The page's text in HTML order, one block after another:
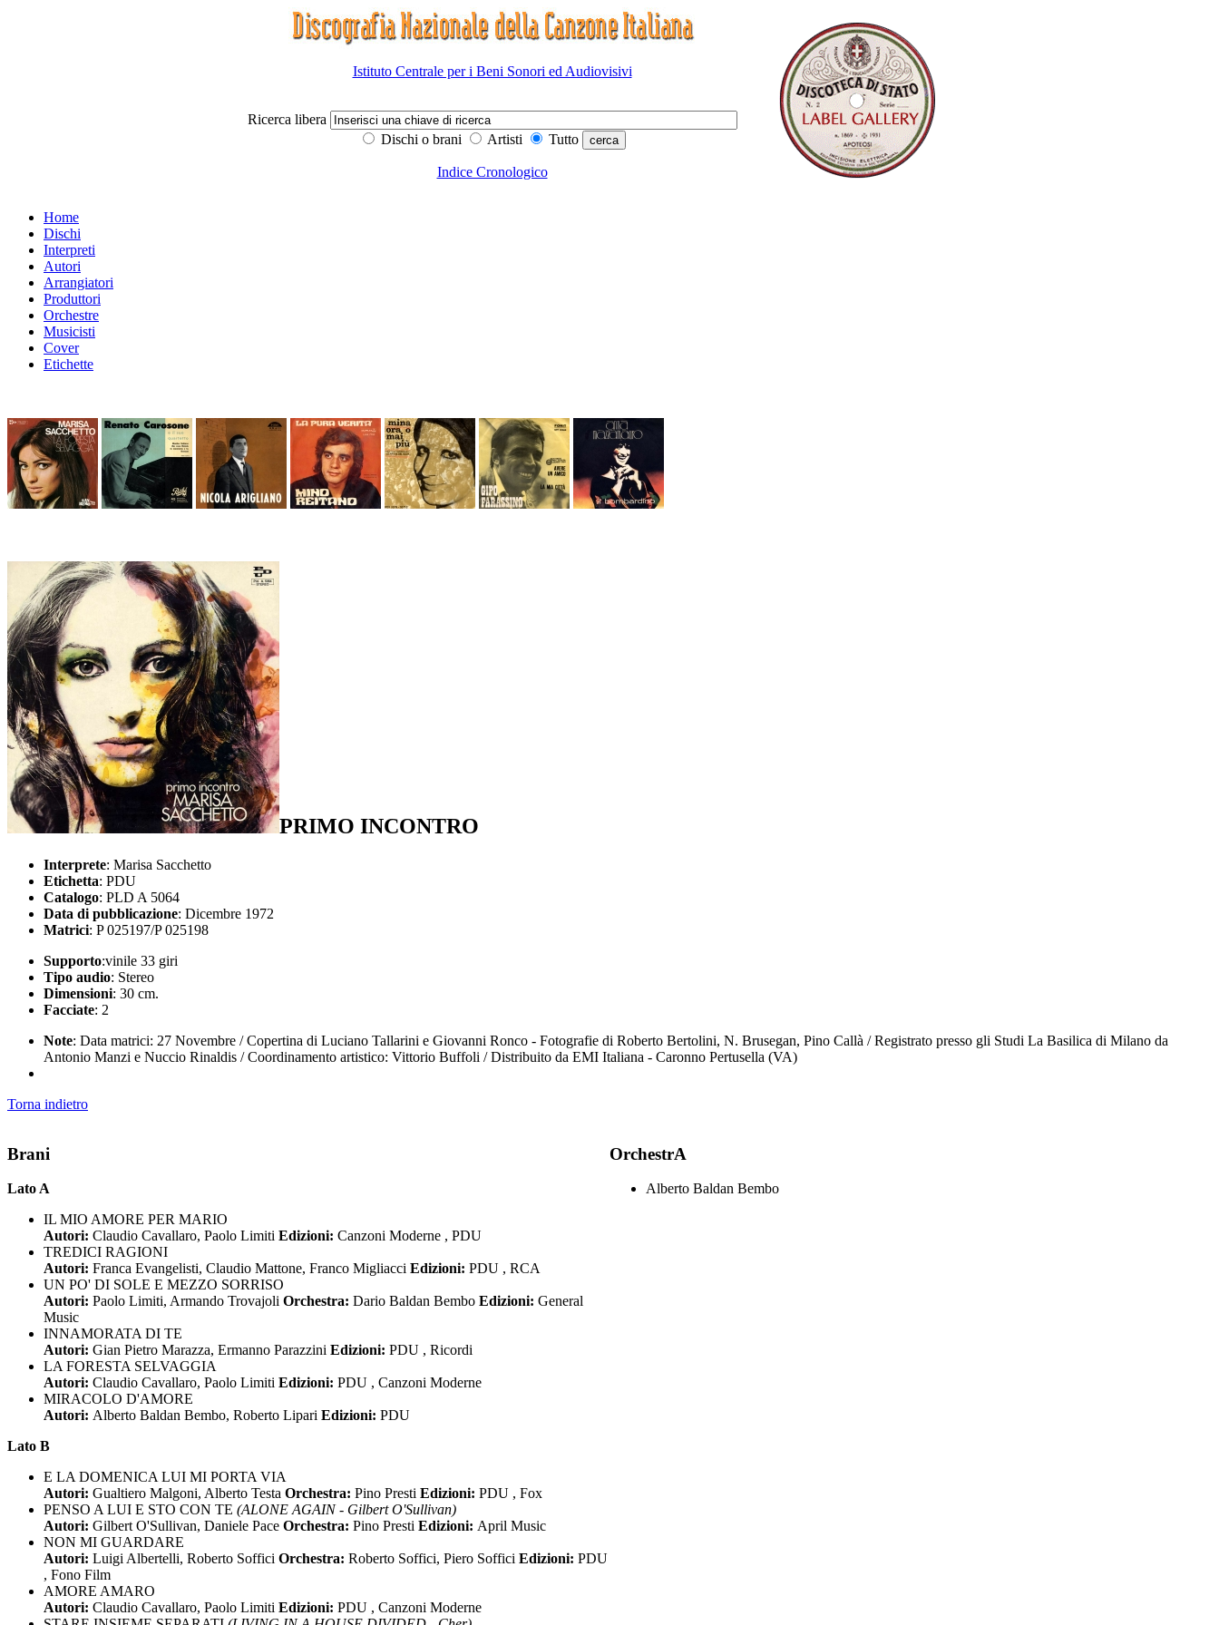
Istituto Centrale per i Beni Sonori ed Audiovisivi
Ricerca libera
Dischi o brani
Artisti Tutto
Indice Cronologico
Home
Dischi
Interpreti
Autori
Arrangiatori
Produttori
Orchestre
Musicisti
Cover
Etichette
PRIMO INCONTRO
Interprete: Marisa Sacchetto
Etichetta: PDU
Catalogo: PLD A 5064
Data di pubblicazione: Dicembre 1972
Matrici: P 025197/P 025198
Supporto:vinile 33 giri
Tipo audio: Stereo
Dimensioni: 30 cm.
Facciate: 2
Note: Data matrici: 27 Novembre / Copertina di Luciano Tallarini e Giovanni Ronco - Fotografie di Roberto Bertolini, N. Brusegan, Pino Callà / Registrato presso gli Studi La Basilica di Milano da
Antonio Manzi e Nuccio Rinaldis / Coordinamento artistico: Vittorio Buffoli / Distribuito da EMI Italiana - Caronno Pertusella (VA)
Torna indietro
Brani
Lato A
IL MIO AMORE PER MARIO
Autori: Claudio Cavallaro, Paolo Limiti Edizioni: Canzoni Moderne , PDU
TREDICI RAGIONI
Autori: Franca Evangelisti, Claudio Mattone, Franco Migliacci Edizioni: PDU , RCA
UN PO' DI SOLE E MEZZO SORRISO
Autori: Paolo Limiti, Armando Trovajoli Orchestra: Dario Baldan Bembo Edizioni: General
Music
INNAMORATA DI TE
Autori: Gian Pietro Marazza, Ermanno Parazzini Edizioni: PDU , Ricordi
LA FORESTA SELVAGGIA
Autori: Claudio Cavallaro, Paolo Limiti Edizioni: PDU , Canzoni Moderne
MIRACOLO D'AMORE
Autori: Alberto Baldan Bembo, Roberto Lipari Edizioni: PDU
Lato B
E LA DOMENICA LUI MI PORTA VIA
Autori: Gualtiero Malgoni, Alberto Testa Orchestra: Pino Presti Edizioni: PDU , Fox
PENSO A LUI E STO CON TE (ALONE AGAIN - Gilbert O'Sullivan)
Autori: Gilbert O'Sullivan, Daniele Pace Orchestra: Pino Presti Edizioni: April Music
NON MI GUARDARE
Autori: Luigi Albertelli, Roberto Soffici Orchestra: Roberto Soffici, Piero Soffici Edizioni: PDU
, Fono Film
AMORE AMARO
Autori: Claudio Cavallaro, Paolo Limiti Edizioni: PDU , Canzoni Moderne
OrchestrA
Alberto Baldan Bembo